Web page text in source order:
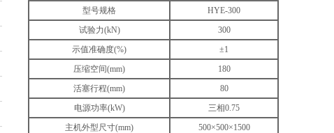
型号规格
HYE-300
试验力(kN)
300
示值准确度(%)
±1
压缩空间(mm)
180
活塞行程(mm)
80
电源功率(kW)
三相0.75
主机外型尺寸(mm)
500×500×1500